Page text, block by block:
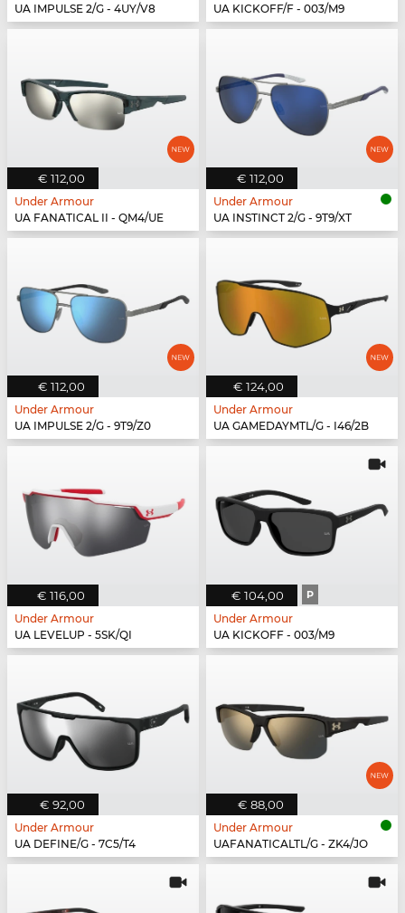
UA IMPULSE 2/G - 4UY/V8
UA KICKOFF/F - 003/M9
€ 112,00
Under Armour
UA FANATICAL II - QM4/UE
€ 112,00
Under Armour
UA INSTINCT 2/G - 9T9/XT
€ 112,00
Under Armour
UA IMPULSE 2/G - 9T9/Z0
€ 124,00
Under Armour
UA GAMEDAYMTL/G - I46/2B
€ 116,00
Under Armour
UA LEVELUP - 5SK/QI
€ 104,00 P
Under Armour
UA KICKOFF - 003/M9
€ 92,00
Under Armour
UA DEFINE/G - 7C5/T4
€ 88,00
Under Armour
UAFANATICALTL/G - ZK4/JO